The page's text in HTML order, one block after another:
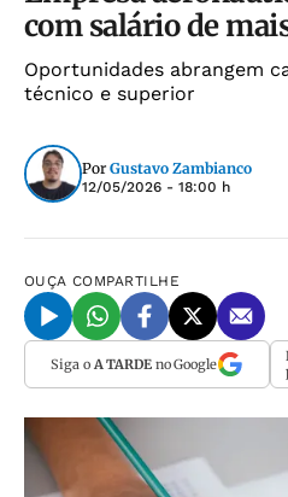
com salário de
Oportunidades abrangem
técnico e superior
Por Gustavo Zambianco
12/05/2026 - 18:00 h
OUÇA COMPARTILHE
Siga o A TARDEno Google